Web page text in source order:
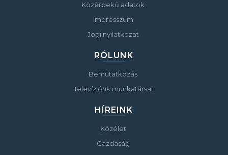
Közérdekű adatok
Impresszum
Jogi nyilatkozat
RÓLUNK
Bemutatkozás
Televíziónk munkatársai
HÍREINK
Közélet
Gazdaság